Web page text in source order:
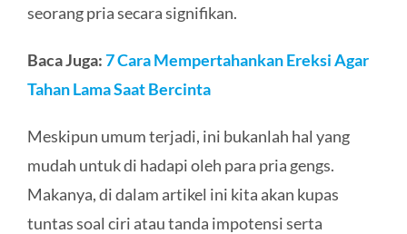
seorang pria secara signifikan.
Baca Juga:7 Cara Mempertahankan Ereksi Agar
Tahan Lama Saat Bercinta
Meskipun umum terjadi, ini bukanlah hal yang
mudah untuk di hadapi oleh para pria gengs.
Makanya, di dalam artikel ini kita akan kupas
tuntas soal ciri atau tanda impotensi serta